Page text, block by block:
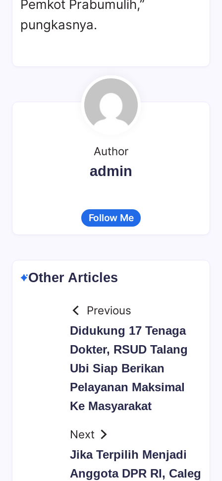
Pemkot Prabumulih,”
pungkasnya.
Author
admin
Follow Me
Other Articles
Previous
Didukung 17 Tenaga
Dokter, RSUD Talang
Ubi Siap Berikan
Pelayanan Maksimal
Ke Masyarakat
Next
Jika Terpilih Menjadi
Anggota DPR RI, Caleg